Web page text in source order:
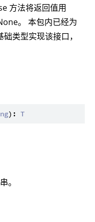
方法将返回值用
。 本包内已经为
础类型实现该接口，
): T
。